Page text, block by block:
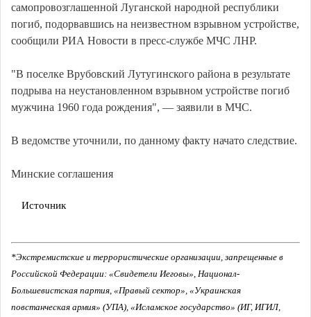
самопровозглашенной Луганской народной республики
погиб, подорвавшись на неизвестном взрывном устройстве,
сообщили РИА Новости в пресс-службе МЧС ЛНР.
"В поселке Врубовский Лутугинского района в результате
подрыва на неустановленном взрывном устройстве погиб
мужчина 1960 года рождения", — заявили в МЧС.
В ведомстве уточнили, по данному факту начато следствие.
Минские соглашения
Источник
*Экстремистские и террористические организации, запрещенные в
Российской Федерации: «Свидетели Иеговы», Национал-
Большевистская партия, «Правый сектор», «Украинская
повстанческая армия» (УПА), «Исламское государство» (ИГ, ИГИЛ,